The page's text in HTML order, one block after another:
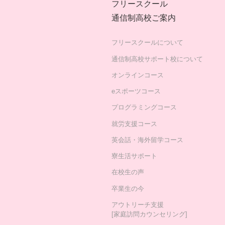
フリースクール
通信制高校ご案内
フリースクールについて
通信制高校サポート校について
オンラインコース
eスポーツコース
プログラミングコース
就労支援コース
英会話・海外留学コース
寮生活サポート
在校生の声
卒業生の今
アウトリーチ支援
[家庭訪問カウンセリング]